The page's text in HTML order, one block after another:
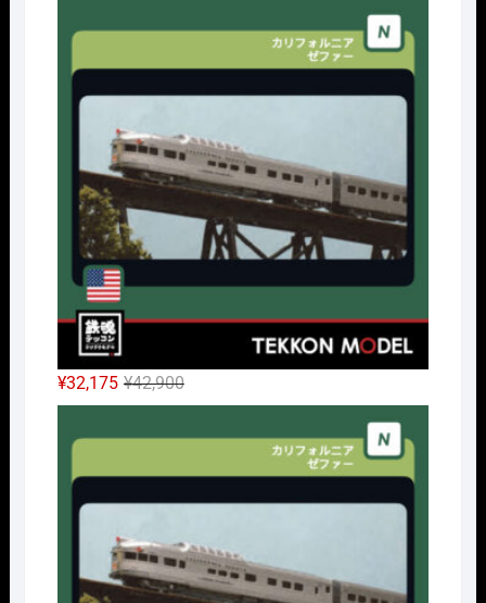
¥42,900元
の
価
で
し
た。
¥32,175
現
在
の
¥32,175
で
す。